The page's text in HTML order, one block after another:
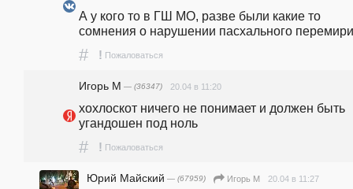
А у кого то в ГШ МО, разве были какие то
сомнения о нарушении пасхального
# ! Пожаловаться
Игорь М — (36347) 20.04 в 11:20
хохлоскот ничего не понимает и должен быть
угандошен под ноль
# ! Пожаловаться
Юрий Майский — (67959) Игорь М 20.04 в 11:27